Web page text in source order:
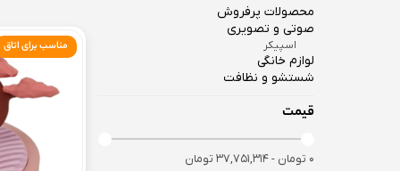
محصولات پرفروش
صوتی و تصویری
اسپیکر
لوازم خانگی
شستشو و نظافت
قیمت
۰ تومان - ۳۷,۷۵۱,۳۱۴ تومان
مناسب برای اتاق